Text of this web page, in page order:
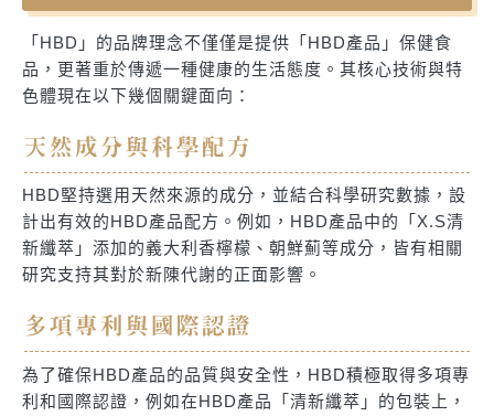
「HBD」的品牌理念不僅僅是提供「HBD產品」保健食
品，更著重於傳遞一種健康的生活態度。其核心技術與特
色體現在以下幾個關鍵面向：
天然成分與科學配方
HBD堅持選用天然來源的成分，並結合科學研究數據，設
計出有效的HBD產品配方。例如，HBD產品中的「X.S清
新纖萃」添加的義大利香檸檬、朝鮮薊等成分，皆有相關
研究支持其對於新陳代謝的正面影響。
多項專利與國際認證
為了確保HBD產品的品質與安全性，HBD積極取得多項專
利和國際認證，例如在HBD產品「清新纖萃」的包裝上，